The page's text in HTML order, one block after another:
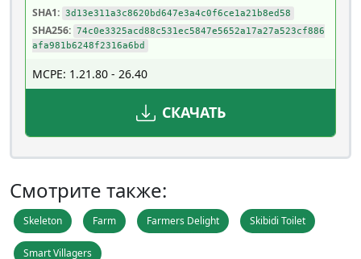
SHA1: 3d13e311a3c8620bd647e3a4c0f6ce1a21b8ed58
SHA256: 74c0e3325acd88c531ec5847e5652a17a27a523cf886
afa981b6248f2316a6bd
MCPE: 1.21.80 - 26.40
СКАЧАТЬ
Смотрите также:
Skeleton Farm Farmers Delight Skibidi Toilet
Smart Villagers